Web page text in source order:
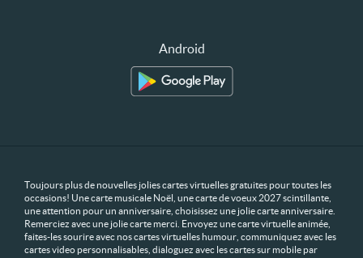
Android
Toujours plus de nouvelles jolies cartes virtuelles gratuites pour toutes les
occasions! Une carte musicale Noël, une carte de voeux 2027 scintillante,
une attention pour un anniversaire, choisissez une jolie carte anniversaire.
Remerciez avec une jolie carte merci. Envoyez une carte virtuelle animée,
faites-les sourire avec nos cartes virtuelles humour, communiquez avec les
cartes video personnalisables, dialoguez avec les cartes sur mobile par